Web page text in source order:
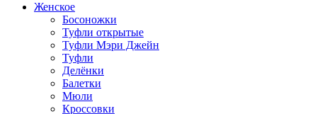
Женское
Босоножки
Туфли открытые
Туфли Мэри Джейн
Туфли
Делёнки
Балетки
Мюли
Кроссовки